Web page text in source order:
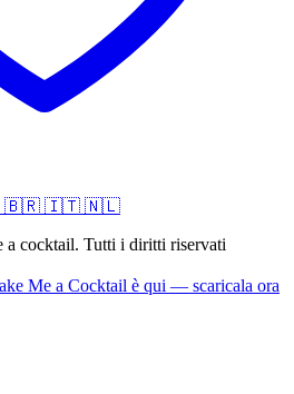
🇧🇷 🇮🇹 🇳🇱
cocktail. Tutti i diritti riservati
Me a Cocktail è qui — scaricala ora